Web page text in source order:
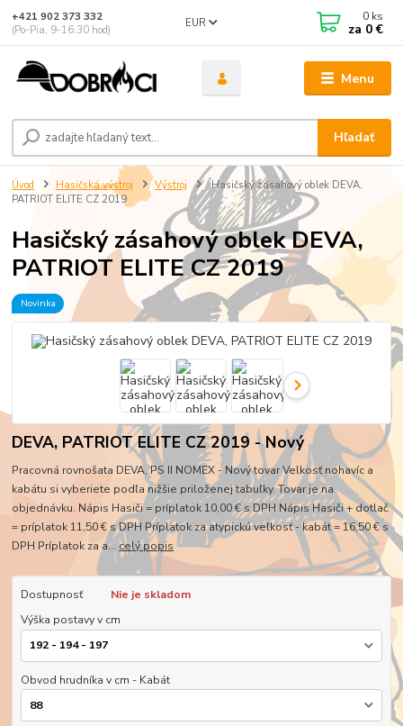
Menu
EUR
Hľadať
+421 902 373 332
(Po-Pia, 9-16:30 hod)
0 ks
za 0 €
Úvod Hasičská výstroj Výstroj
Hasičský zásahový oblek DEVA,
PATRIOT ELITE CZ 2019
Hasičský zásahový oblek DEVA,
PATRIOT ELITE CZ 2019
Novinka
DEVA, PATRIOT ELITE CZ 2019 - Nový
Pracovná rovnošata DEVA, PS II NOMEX - Nový tovar Velkosť nohavíc a
kabátu si vyberiete podľa nižšie priloženej tabuľky. Tovar je na
objednávku. Nápis Hasiči = príplatok 10,00 € s DPH Nápis Hasiči + dotlač
= príplatok 11,50 € s DPH Príplatok za atypickú veľkosť - kabát = 16,50 € s
DPH Príplatok za a... celý popis
Dostupnosť
Nie je skladom
Výška postavy v cm
Obvod hrudníka v cm - Kabát